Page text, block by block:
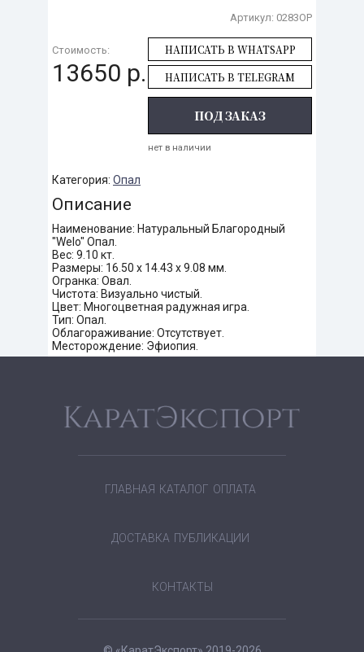
Артикул: 0283OP
Стоимость:
13650 р.
НАПИСАТЬ В WHATSAPP
НАПИСАТЬ В TELEGRAM
ПОД ЗАКАЗ
нет в наличии
Категория: Опал
Описание
Наименование: Натуральный Благородный
"Welo" Опал.
Вес: 9.10 кт.
Размеры: 16.50 х 14.43 х 9.08 мм.
Огранка: Овал.
Чистота: Визуально чистый.
Цвет: Многоцветная радужная игра.
Тип: Опал.
Облагораживание: Отсутствует.
Месторождение: Эфиопия.
ГЛАВНАЯ КАТАЛОГ ОПЛАТА
ДОСТАВКА ПУБЛИКАЦИИ
КОНТАКТЫ